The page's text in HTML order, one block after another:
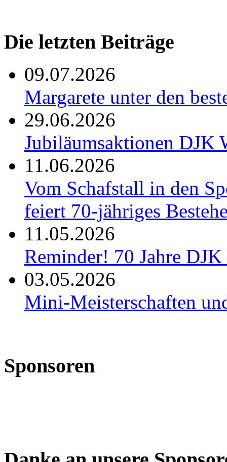
Die letzten Beiträge
09.07.2026
Margarete unter den
29.06.2026
Jubiläumsaktionen DJK
11.06.2026
Vom Schafstall in den
feiert 70-jähriges
11.05.2026
Reminder! 70 Jahre
03.05.2026
Mini-Meisterschaften
Sponsoren